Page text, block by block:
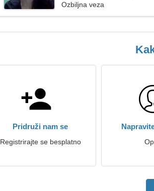
Ozbiljna veza
Pridruži nam se
Registrirajte se besplatno